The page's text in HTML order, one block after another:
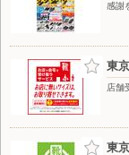
感謝
東
店舗
東